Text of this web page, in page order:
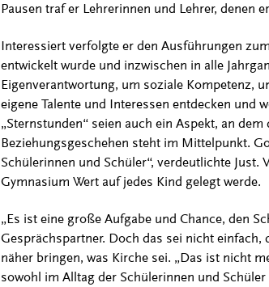
Pausen traf er Lehrerinnen und Lehrer, denen
Interessiert verfolgte er den Ausführungen
entwickelt wurde und inzwischen in alle
Eigenverantwortung, um soziale Kompetenz,
eigene Talente und Interessen entdecken und
„Sternstunden“ seien auch ein Aspekt, an
Beziehungsgeschehen steht im Mittelpunkt.
Schülerinnen und Schüler“, verdeutlichte
Gymnasium Wert auf jedes Kind gelegt werde.
„Es ist eine große Aufgabe und Chance, den
Gesprächspartner. Doch das sei nicht
näher bringen, was Kirche sei. „Das ist nicht
sowohl im Alltag der Schülerinnen und